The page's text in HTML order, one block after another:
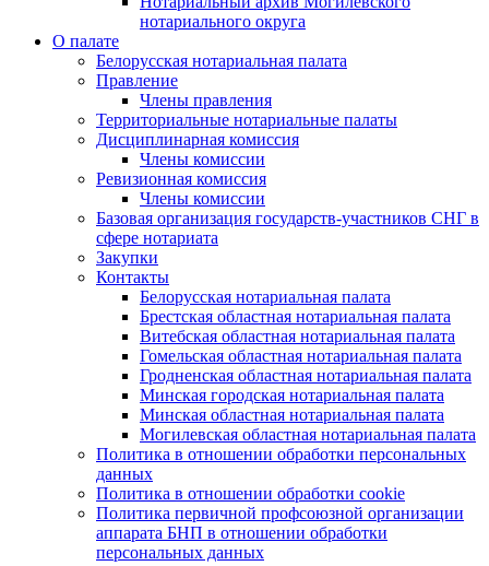
нотариального округа
О палате
Белорусская нотариальная палата
Правление
Члены правления
Территориальные нотариальные палаты
Дисциплинарная комиссия
Члены комиссии
Ревизионная комиссия
Члены комиссии
Базовая организация государств-участников СНГ в
сфере нотариата
Закупки
Контакты
Белорусская нотариальная палата
Брестская областная нотариальная палата
Витебская областная нотариальная палата
Гомельская областная нотариальная палата
Гродненская областная нотариальная палата
Минская городская нотариальная палата
Минская областная нотариальная палата
Могилевская областная нотариальная палата
Политика в отношении обработки персональных
данных
Политика в отношении обработки cookie
Политика первичной профсоюзной организации
аппарата БНП в отношении обработки
персональных данных